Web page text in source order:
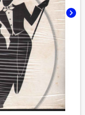
chevron_right